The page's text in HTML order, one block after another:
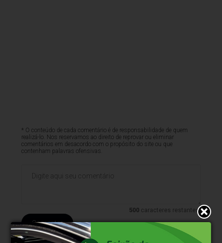
* O conteúdo de cada comentário é de responsabilidade de quem
realizá-lo. Nos reservamos ao direito de reprovar ou eliminar
comentários em desacordo com o propósito do site ou que
contenham palavras ofensivas.
500 caracteres restantes.
Comentar